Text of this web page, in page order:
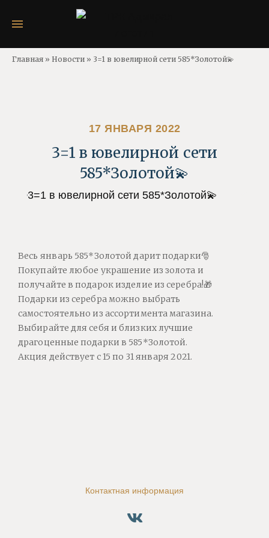
Главная » Новости » 3=1 в ювелирной сети 585*Золотой💫
17 ЯНВАРЯ 2022
3=1 в ювелирной сети
585*Золотой💫
Весь январь 585*Золотой дарит подарки🎅
Покупайте любое украшение из золота и
получайте в подарок изделие из серебра!🎁
Подарки из серебра можно выбрать
самостоятельно из ассортимента магазина.
Выбирайте для себя и близких лучшие
драгоценные подарки в 585*Золотой.
Акция действует с 15 по 31 января 2021.
Контактная информация